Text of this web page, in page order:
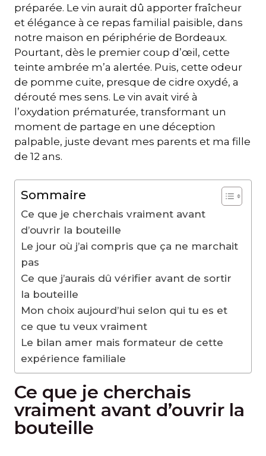
préparée. Le vin aurait dû apporter fraîcheur
et élégance à ce repas familial paisible, dans
notre maison en périphérie de Bordeaux.
Pourtant, dès le premier coup d’œil, cette
teinte ambrée m’a alertée. Puis, cette odeur
de pomme cuite, presque de cidre oxydé, a
dérouté mes sens. Le vin avait viré à
l’oxydation prématurée, transformant un
moment de partage en une déception
palpable, juste devant mes parents et ma fille
de 12 ans.
Sommaire
Ce que je cherchais vraiment avant
d’ouvrir la bouteille
Le jour où j’ai compris que ça ne marchait
pas
Ce que j’aurais dû vérifier avant de sortir
la bouteille
Mon choix aujourd’hui selon qui tu es et
ce que tu veux vraiment
Le bilan amer mais formateur de cette
expérience familiale
Ce que je cherchais
vraiment avant d’ouvrir la
bouteille